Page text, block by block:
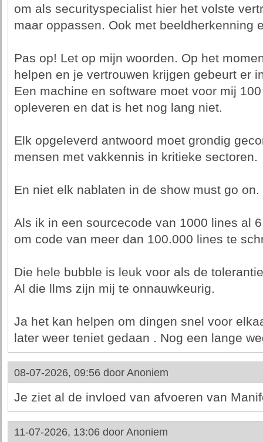
om als securityspecialist hier het volste
maar oppassen. Ook met beeldherkenning
Pas op! Let op mijn woorden. Op het
helpen en je vertrouwen krijgen gebeurt er
Een machine en software moet voor mij
opleveren en dat is het nog lang niet.
Elk opgeleverd antwoord moet grondig
mensen met vakkennis in kritieke sectoren.
En niet elk nablaten in de show must go on.
Als ik in een sourcecode van 1000 lines al
om code van meer dan 100.000 lines te
Die hele bubble is leuk voor als de
Al die llms zijn mij te onnauwkeurig.
Ja het kan helpen om dingen snel voor
later weer teniet gedaan . Nog een lange
08-07-2026, 09:56 door Anoniem
Je ziet al de invloed van afvoeren van
11-07-2026, 13:06 door Anoniem